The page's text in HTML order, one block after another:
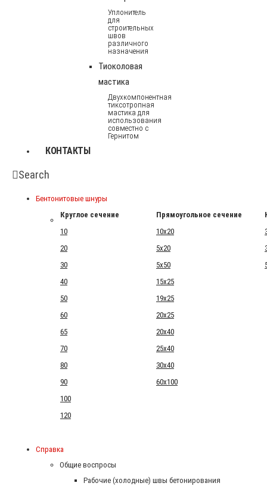
Уплонитель
для
строительных
швов
различного
назначения
Тиоколовая
мастика
Двухкомпонентная
тиксотропная
мастика для
использования
совместно с
Гернитом
КОНТАКТЫ
Search
Бентонитовые шнуры
Круглое сечение
Прямоугольное сечение
10
10x20
20
5x20
30
5x50
40
15x25
50
19x25
60
20x25
65
20x40
70
25x40
80
30x40
90
60x100
100
120
Справка
Общие воспросы
Рабочие (холодные) швы бетонирования